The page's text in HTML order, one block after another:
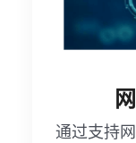
通过支持